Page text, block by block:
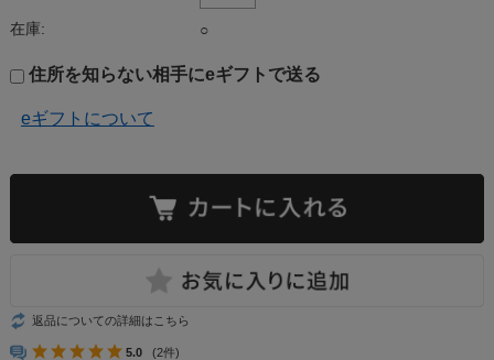
在庫: ○
住所を知らない相手にeギフトで送る
eギフトについて
返品についての詳細はこちら
5.0 (2件)